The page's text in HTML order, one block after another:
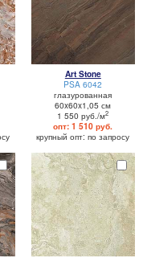
Art Stone
PSA 6042
глазурованная
60x60x1,05 см
1 550 руб./м2
опт: 1 510 руб.
крупный опт: по запросу